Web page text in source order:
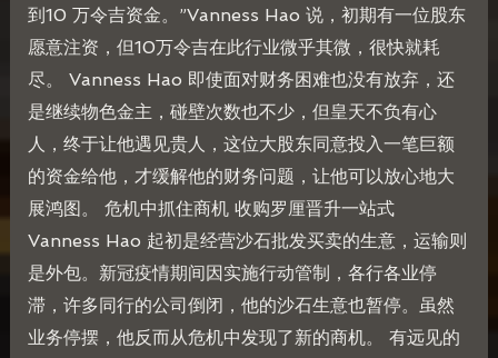
到10 万令吉资金。”Vanness Hao 说，初期有一位股东
愿意注资，但10万令吉在此行业微乎其微，很快就耗
尽。 Vanness Hao 即使面对财务困难也没有放弃，还
是继续物色金主，碰壁次数也不少，但皇天不负有心
人，终于让他遇见贵人，这位大股东同意投入一笔巨额
的资金给他，才缓解他的财务问题，让他可以放心地大
展鸿图。 危机中抓住商机 收购罗厘晋升一站式
Vanness Hao 起初是经营沙石批发买卖的生意，运输则
是外包。新冠疫情期间因实施行动管制，各行各业停
滞，许多同行的公司倒闭，他的沙石生意也暂停。虽然
业务停摆，他反而从危机中发现了新的商机。 有远见的